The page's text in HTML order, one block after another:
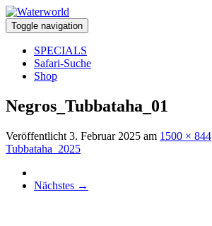
Toggle navigation
SPECIALS
Safari-Suche
Shop
Negros_Tubbataha_01
Veröffentlicht 3. Februar 2025 am 1500 × 844
Tubbataha_2025
Nächstes →